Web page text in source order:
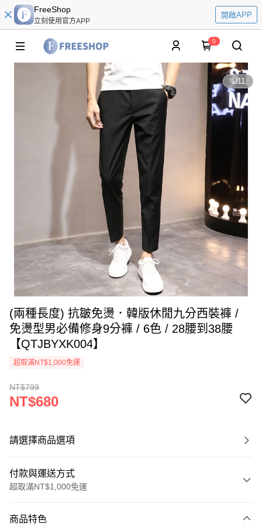
FreeShop
立刻使用官方APP
開啟APP
0
1/11
(兩種長度) 抗皺免燙．韓版休閒九分西裝褲 /
免燙型男必備修身9分褲 / 6色 / 28腰到38腰
【QTJBYXK004】
超取滿NT$1,000免運
NT$799
NT$680
請選擇商品選項
付款與運送方式
超取滿NT$1,000免運
信用卡一次付款
商品特色